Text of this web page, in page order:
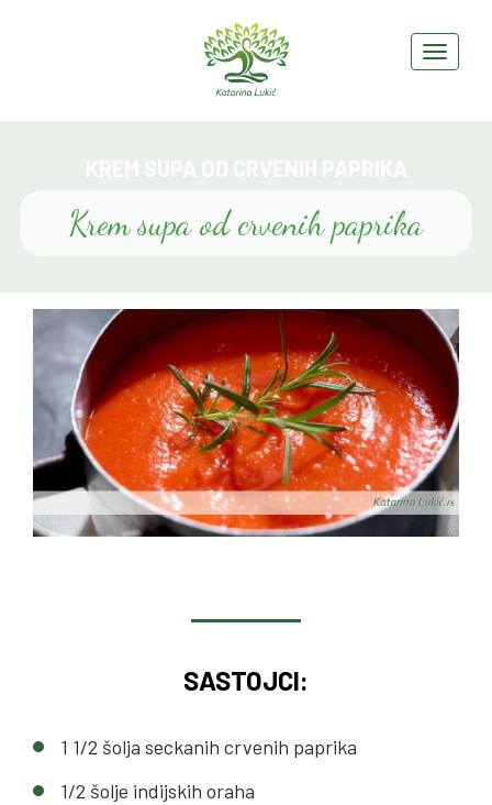
Krem supa od crvenih paprika
SASTOJCI:
1 1/2 šolja seckanih crvenih paprika
1/2 šolje indijskih oraha